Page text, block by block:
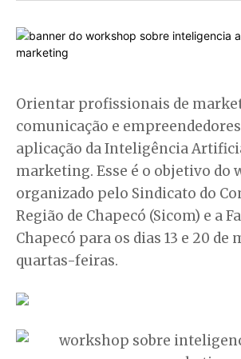
Orientar profissionais de
comunicação e
aplicação da Inteligência
marketing. Esse é o objetivo do
organizado pelo Sindicato do
Região de Chapecó (Sicom) e a
Chapecó para os dias 13 e 20 de
quartas-feiras.